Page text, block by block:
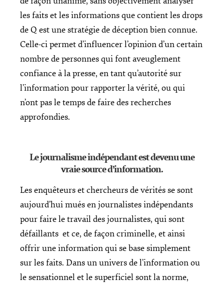
les faits et les informations que contient les drops
de Q est une stratégie de déception bien connue.
Celle-ci permet d’influencer l’opinion d’un certain
nombre de personnes qui font aveuglement
confiance à la presse, en tant qu’autorité sur
l’information pour rapporter la vérité, ou qui
n’ont pas le temps de faire des recherches
approfondies.
Le journalisme indépendant est devenu une
vraie source d’information.
Les enquêteurs et chercheurs de vérités se sont
aujourd’hui mués en journalistes indépendants
pour faire le travail des journalistes, qui sont
défaillants et ce, de façon criminelle, et ainsi
offrir une information qui se base simplement
sur les faits. Dans un univers de l’information ou
le sensationnel et le superficiel sont la norme,